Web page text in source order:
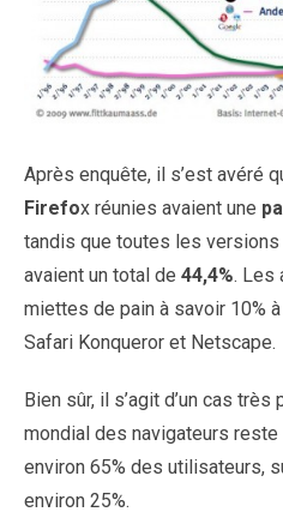
Après enquête, il s’est avéré
Firefox réunies avaient une
tandis que toutes les versions
avaient un total de 44,4%. Les
miettes de pain à savoir 10%
Safari Konqueror et Netscape.
Bien sûr, il s’agit d’un cas
mondial des navigateurs
environ 65% des utilisateurs,
environ 25%.